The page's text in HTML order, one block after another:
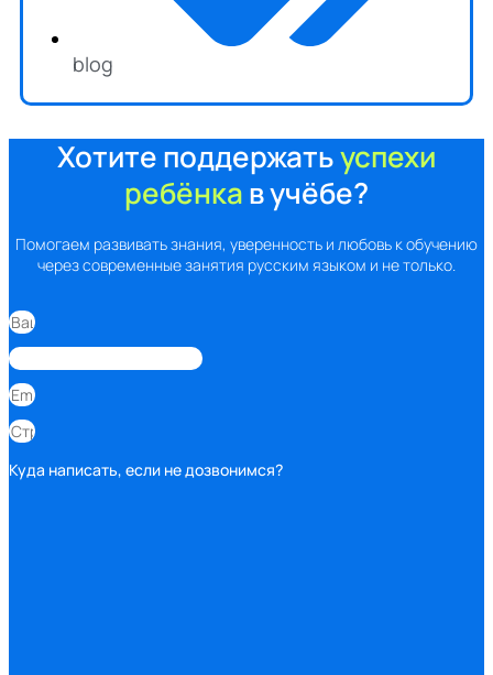
blog
Хотите поддержатьуспехи
ребёнкав учёбе?
Помогаем развивать знания, уверенность и любовь к обучению
через современные занятия русским языком и не только.
Куда написать, если не дозвонимся?